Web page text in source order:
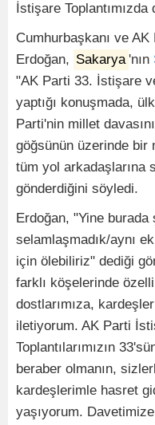
İstişare Toplantımızda
Cumhurbaşkanı ve AK
Erdoğan, Sakarya'nın
"AK Parti 33. İstişare
yaptığı konuşmada,
Parti'nin millet
göğsünün üzerinde bir
tüm yol arkadaşlarına
gönderdiğini söyledi.
Erdoğan, "Yine
selamlaşmadık/aynı
için ölebiliriz" dediği
farklı köşelerinde
dostlarımıza,
iletiyorum. AK Parti
Toplantılarımızın
beraber olmanın,
kardeşlerimle hasret
yaşıyorum.